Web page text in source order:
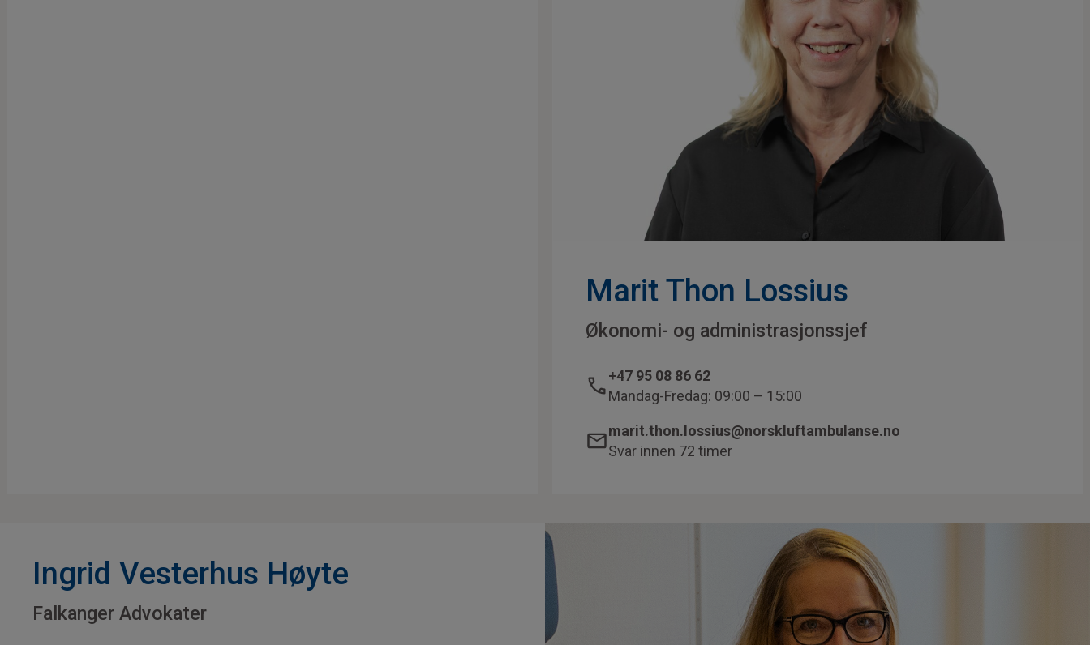
Marit Thon Lossius
Økonomi- og administrasjonssjef
+47 95 08 86 62
Mandag-Fredag: 09:00 – 15:00
marit.thon.lossius@norskluftambulanse.no
Svar innen 72 timer
Ingrid Vesterhus Høyte
Falkanger Advokater